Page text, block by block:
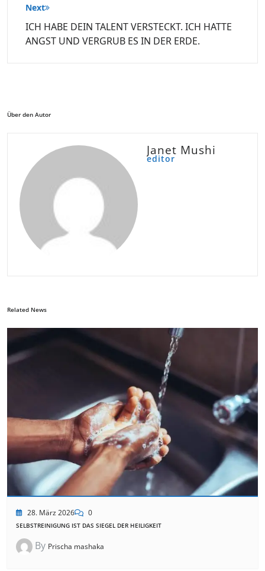
Next
ICH HABE DEIN TALENT VERSTECKT. ICH HATTE
ANGST UND VERGRUB ES IN DER ERDE.
Über den Autor
Janet Mushi
editor
Related News
28. März 2026 0
SELBSTREINIGUNG IST DAS SIEGEL DER HEILIGKEIT
By Prischa mashaka